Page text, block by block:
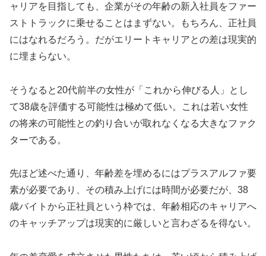
ャリアを目指しても、企業がその年齢の新入社員をファー
ストトラックに乗せることはまずない。もちろん、正社員
にはなれるだろう。だがエリートキャリアとの差は現実的
に埋まらない。
そうなると20代前半の女性が「これから伸びる人」とし
て38歳を評価する可能性は極めて低い。これは若い女性
の将来の可能性との釣り合いが取れなくなる大きなファク
ターである。
先ほど述べた通り、年齢差を埋めるにはプラスアルファ要
素が必要であり、その積み上げには時間が必要だが、38
歳バイトから正社員という枠では、年齢相応のキャリアへ
のキャッチアップは現実的に厳しいと言わざるを得ない。